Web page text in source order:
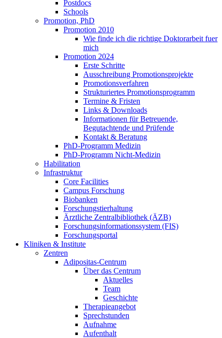
Postdocs
Schools
Promotion, PhD
Promotion 2010
Wie finde ich die richtige Doktorarbeit fuer
mich
Promotion 2024
Erste Schritte
Ausschreibung Promotionsprojekte
Promotionsverfahren
Strukturiertes Promotionsprogramm
Termine & Fristen
Links & Downloads
Informationen für Betreuende,
Begutachtende und Prüfende
Kontakt & Beratung
PhD-Programm Medizin
PhD-Programm Nicht-Medizin
Habilitation
Infrastruktur
Core Facilities
Campus Forschung
Biobanken
Forschungstierhaltung
Ärztliche Zentralbibliothek (ÄZB)
Forschungsinformationssystem (FIS)
Forschungsportal
Kliniken & Institute
Zentren
Adipositas-Centrum
Über das Centrum
Aktuelles
Team
Geschichte
Therapieangebot
Sprechstunden
Aufnahme
Aufenthalt